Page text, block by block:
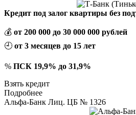
Кредит под залог квартиры без
💰 от 200 000 до 30 000 000 рублей
🕘 от 3 месяцев до 15 лет
% ПСК 19,9% до 31,9%
Взять кредит
Подробнее
Альфа-Банк Лиц. ЦБ № 1326